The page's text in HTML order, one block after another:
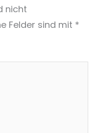
nicht
Felder sind mit *